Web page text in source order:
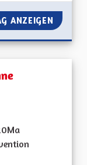
ANZEIGEN